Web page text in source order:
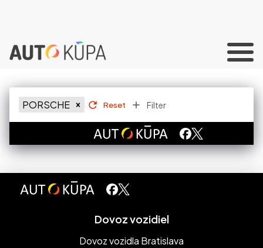
PORSCHE Reset Filter
Dovoz vozidiel
Dovoz vozidla Bratislava